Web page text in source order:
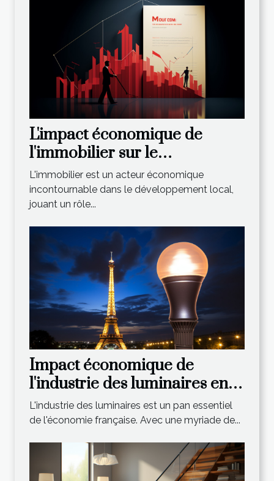
L'impact économique de
l'immobilier sur le
développement local : l'apport
de l'Agence du Moulin
L'immobilier est un acteur économique
incontournable dans le développement local,
jouant un rôle...
Impact économique de
l'industrie des luminaires en
France
L'industrie des luminaires est un pan essentiel
de l'économie française. Avec une myriade de...